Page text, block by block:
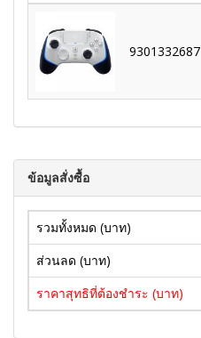
9301332687
ข้อมูลสั่งซื้อ
รวมทั้งหมด (บาท)
ส่วนลด (บาท)
ราคาสุทธิที่ต้องชำระ (บาท)